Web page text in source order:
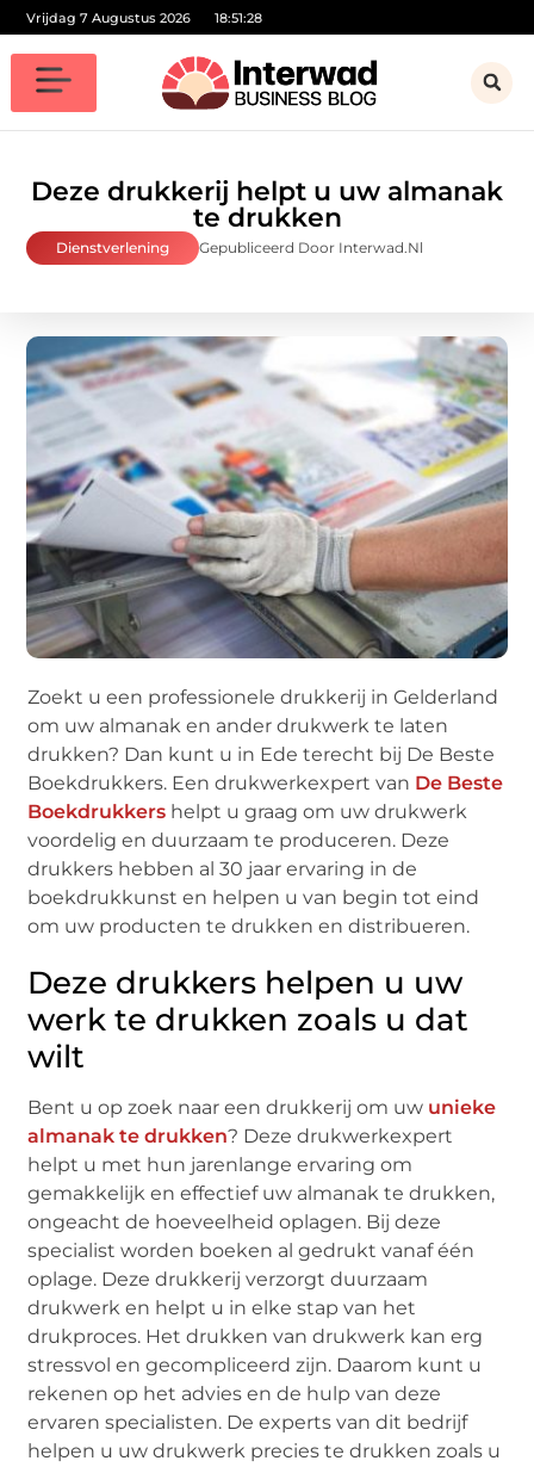
Vrijdag 7 Augustus 2026 18:51:29
Deze drukkerij helpt u uw almanak
te drukken
Dienstverlening Gepubliceerd Door Interwad.nl
Zoekt u een professionele drukkerij in Gelderland
om uw almanak en ander drukwerk te laten
drukken? Dan kunt u in Ede terecht bij De Beste
Boekdrukkers. Een drukwerkexpert van De Beste
Boekdrukkers helpt u graag om uw drukwerk
voordelig en duurzaam te produceren. Deze
drukkers hebben al 30 jaar ervaring in de
boekdrukkunst en helpen u van begin tot eind
om uw producten te drukken en distribueren.
Deze drukkers helpen u uw
werk te drukken zoals u dat
wilt
Bent u op zoek naar een drukkerij om uw unieke
almanak te drukken? Deze drukwerkexpert
helpt u met hun jarenlange ervaring om
gemakkelijk en effectief uw almanak te drukken,
ongeacht de hoeveelheid oplagen. Bij deze
specialist worden boeken al gedrukt vanaf één
oplage. Deze drukkerij verzorgt duurzaam
drukwerk en helpt u in elke stap van het
drukproces. Het drukken van drukwerk kan erg
stressvol en gecompliceerd zijn. Daarom kunt u
rekenen op het advies en de hulp van deze
ervaren specialisten. De experts van dit bedrijf
helpen u uw drukwerk precies te drukken zoals u